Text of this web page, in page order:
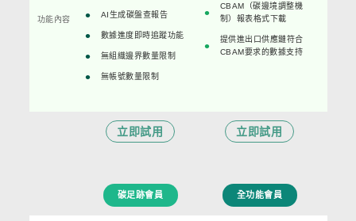
功能內容 AI生成碳盤查報告
數據進度即時追蹤功能
無組織邊界數量限制
無帳號數量限制
CBAM（碳邊境調整機
制）報表格式下載
提供進出口供應鏈符合
CBAM要求的數據支持
立即試用 立即試用
碳足跡會員 全功能會員